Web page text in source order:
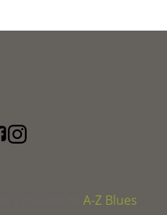
A-Z Blues